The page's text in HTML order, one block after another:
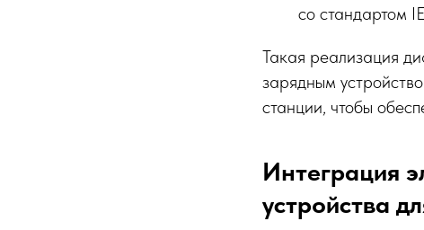
со стандартом
Такая реализация
зарядным
станции, чтобы
Интеграция
устройства